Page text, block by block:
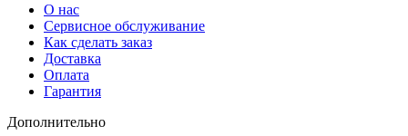
О нас
Сервисное обслуживание
Как сделать заказ
Доставка
Оплата
Гарантия
Дополнительно